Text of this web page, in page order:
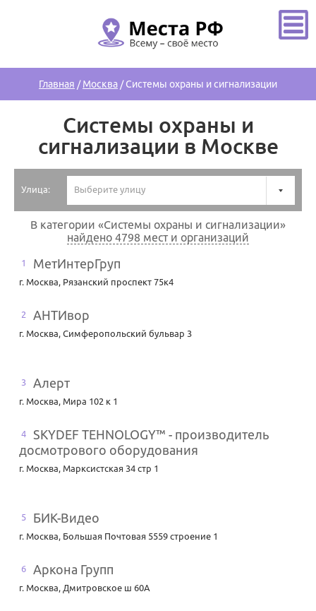
Главная /Москва /Системы охраны и сигнализации
Системы охраны и
сигнализации в Москве
Улица: Выберите улицу
В категории «Системы охраны и сигнализации»
найдено 4798 мест и организаций
1 МетИнтерГруп
г. Москва, Рязанский проспект 75к4
2 АНТИвор
г. Москва, Симферопольский бульвар 3
3 Алерт
г. Москва, Мира 102 к 1
4
SKYDEF TEHNOLOGY™ - производитель
досмотрового оборудования
г. Москва, Марксистская 34 стр 1
5 БИК-Видео
г. Москва, Большая Почтовая 5559 строение 1
6 Аркона Групп
г. Москва, Дмитровское ш 60А